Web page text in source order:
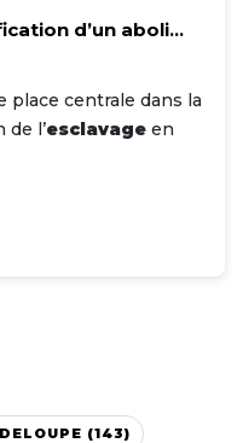
d’un aboli...
place centrale dans la
de l’esclavage en
(143)